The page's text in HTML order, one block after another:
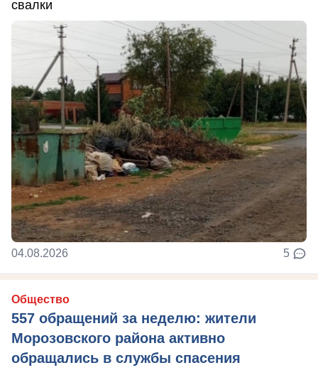
свалки
04.08.2026 5
Общество
557 обращений за неделю: жители
Морозовского района активно
обращались в службы спасения